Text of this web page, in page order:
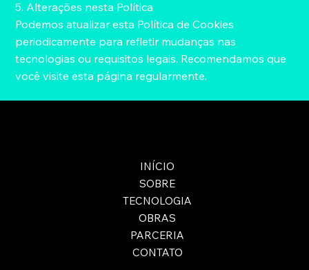
5. Alterações nesta Política
Podemos atualizar esta Política de Cookies
periodicamente para refletir mudanças nas
tecnologias ou requisitos legais. Recomendamos que
você visite esta página regularmente.
INÍCIO
SOBRE
TECNOLOGIA
OBRAS
PARCERIA
CONTATO